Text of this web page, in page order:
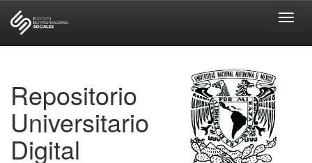
Repositorio
Universitario
Digital